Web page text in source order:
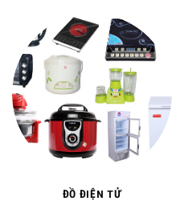
ĐỒ ĐIỆN TỬ